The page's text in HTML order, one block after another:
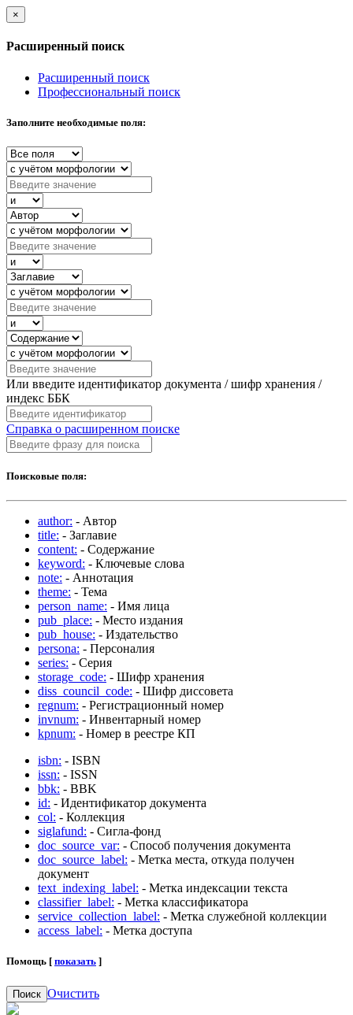
×
Расширенный поиск
Расширенный поиск
Профессиональный поиск
Заполните необходимые поля:
Или введите идентификатор документа / шифр хранения /
индекс ББК
Справка о расширенном поиске
Поисковые поля:
author: - Автор
title: - Заглавие
content: - Содержание
keyword: - Ключевые слова
note: - Аннотация
theme: - Тема
person_name: - Имя лица
pub_place: - Место издания
pub_house: - Издательство
persona: - Персоналия
series: - Серия
storage_code: - Шифр хранения
diss_council_code: - Шифр диссовета
regnum: - Регистрационный номер
invnum: - Инвентарный номер
kpnum: - Номер в реестре КП
isbn: - ISBN
issn: - ISSN
bbk: - BBK
id: - Идентификатор документа
col: - Коллекция
siglafund: - Сигла-фонд
doc_source_var: - Способ получения документа
doc_source_label: - Метка места, откуда получен
документ
text_indexing_label: - Метка индексации текста
classifier_label: - Метка классификатора
service_collection_label: - Метка служебной коллекции
access_label: - Метка доступа
Помощь [ показать ]
Поиск Очистить